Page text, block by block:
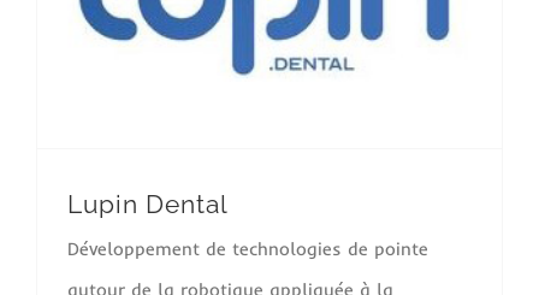
Lupin Dental
Développement de technologies de pointe
autour de la robotique appliquée à la